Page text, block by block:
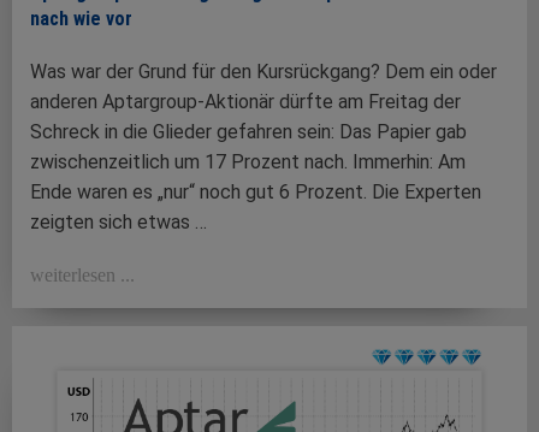
nach wie vor
Was war der Grund für den Kursrückgang? Dem ein oder
anderen Aptargroup-Aktionär dürfte am Freitag der
Schreck in die Glieder gefahren sein: Das Papier gab
zwischenzeitlich um 17 Prozent nach. Immerhin: Am
Ende waren es „nur“ noch gut 6 Prozent. Die Experten
zeigten sich etwas …
weiterlesen ...